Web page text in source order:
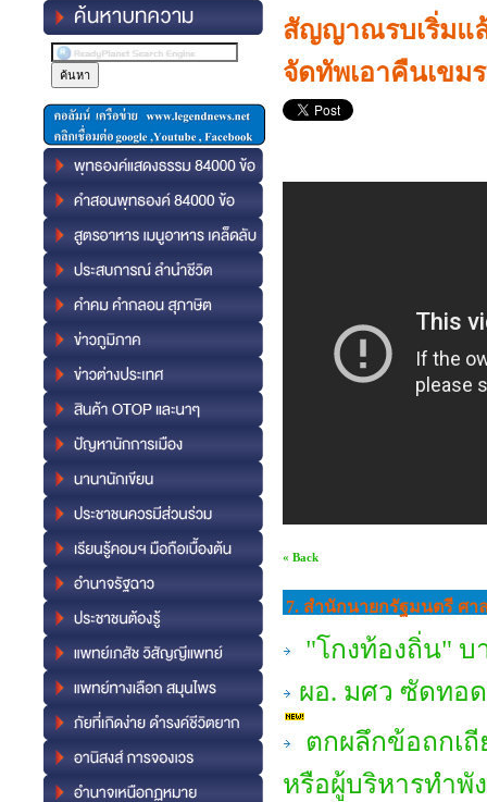
สัญญาณรบเริ่มแ
จัดทัพเอาคืนเขมร
« Back
7. สำนักนายกรัฐมนตรี ศา
"โกงท้องถิ่น" บ
ผอ. มศว ซัดทอ
ตกผลึกข้อถกเถี
หรือผู้บริหารทำพั